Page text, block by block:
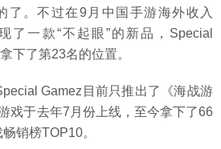
了。不过在9月中国手游海外收入
了一款“不起眼”的新品，Special
下了第23名的位置。
Gamez目前只推出了《海战游
戏于去年7月份上线，至今拿下了66
销榜TOP10。